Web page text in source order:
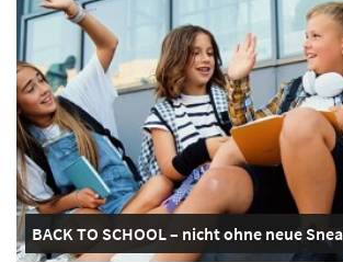
BACK TO SCHOOL – nicht ohne neue